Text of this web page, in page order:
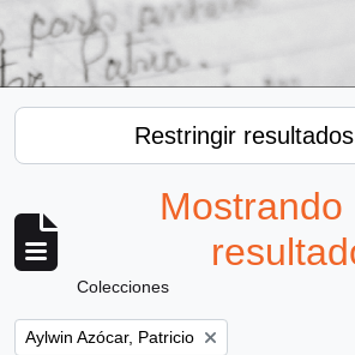
Restringir
Mostrando
Colecciones
Remove filter:
Aylwin Azócar, Patricio